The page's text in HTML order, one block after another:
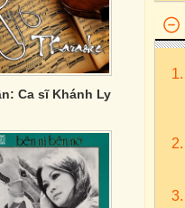
Ca sĩ Khánh Ly